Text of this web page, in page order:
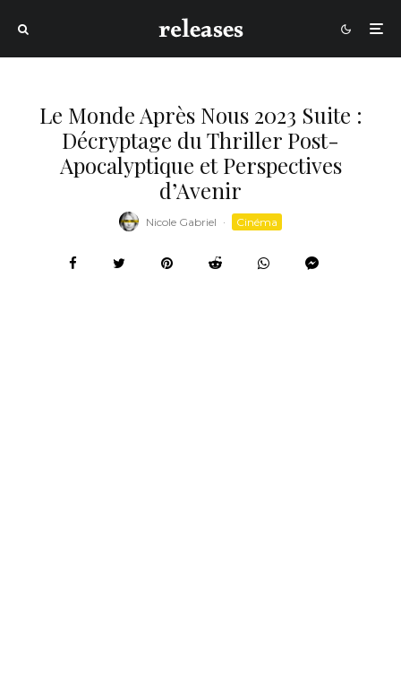
Le Monde Après Nous 2023 Suite :
Décryptage du Thriller Post-
Apocalyptique et Perspectives
d’Avenir
Nicole Gabriel · Cinéma